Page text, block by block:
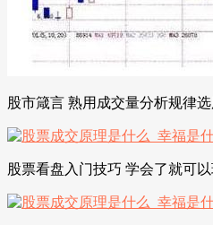
股市箴言 熟用成交量分析规律
股票看盘入门技巧 学会了就可